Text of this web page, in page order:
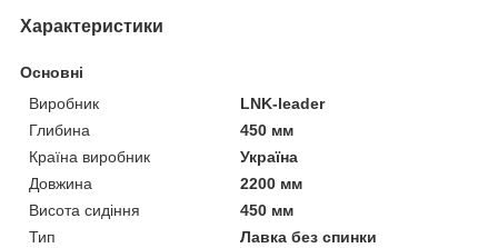
Характеристики
Основні
Виробник
LNK-leader
Глибина
450 мм
Країна виробник
Україна
Довжина
2200 мм
Висота сидіння
450 мм
Тип
Лавка без спинки